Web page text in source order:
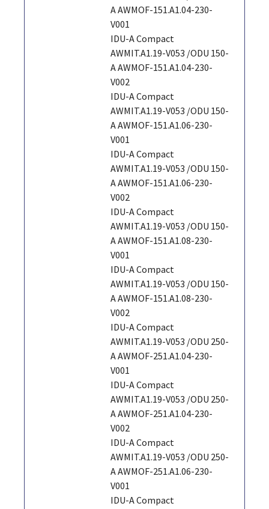
A AWMOF-151.A1.04-230-
V001
IDU-A Compact
AWMIT.A1.19-V053 /ODU 150-
A AWMOF-151.A1.04-230-
V002
IDU-A Compact
AWMIT.A1.19-V053 /ODU 150-
A AWMOF-151.A1.06-230-
V001
IDU-A Compact
AWMIT.A1.19-V053 /ODU 150-
A AWMOF-151.A1.06-230-
V002
IDU-A Compact
AWMIT.A1.19-V053 /ODU 150-
A AWMOF-151.A1.08-230-
V001
IDU-A Compact
AWMIT.A1.19-V053 /ODU 150-
A AWMOF-151.A1.08-230-
V002
IDU-A Compact
AWMIT.A1.19-V053 /ODU 250-
A AWMOF-251.A1.04-230-
V001
IDU-A Compact
AWMIT.A1.19-V053 /ODU 250-
A AWMOF-251.A1.04-230-
V002
IDU-A Compact
AWMIT.A1.19-V053 /ODU 250-
A AWMOF-251.A1.06-230-
V001
IDU-A Compact